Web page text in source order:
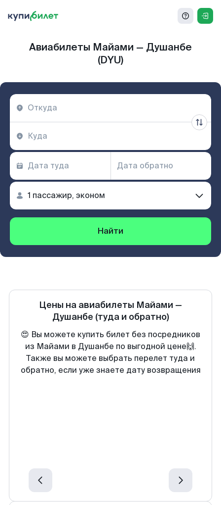
Авиабилеты Майами — Душанбе
(DYU)
Найти
Цены на авиабилеты Майами —
Душанбе (туда и обратно)
😍 Вы можете купить билет без посредников
из Майами в Душанбе по выгодной цене🙌.
Также вы можете выбрать перелет туда и
обратно, если уже знаете дату возвращения